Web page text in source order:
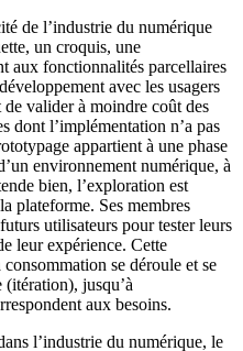
de l’industrie du numérique
un croquis, une
aux fonctionnalités parcellaires
avec les usagers
valider à moindre coût des
dont l’implémentation n’a pas
appartient à une phase
environnement numérique, à
bien, l’exploration est
plateforme. Ses membres
utilisateurs pour tester leurs
leur expérience. Cette
se déroule et se
(itération), jusqu’à
aux besoins.
l’industrie du numérique, le